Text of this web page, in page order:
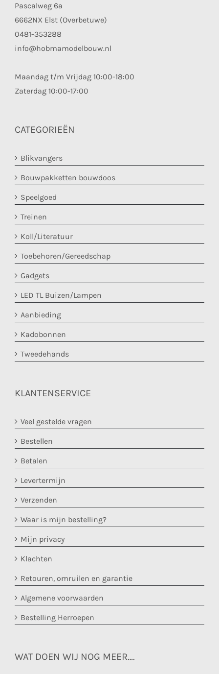
Pascalweg 6a
6662NX Elst (Overbetuwe)
0481-353288
info@hobmamodelbouw.nl
Maandag t/m Vrijdag 10:00-18:00
Zaterdag 10:00-17:00
CATEGORIEËN
Blikvangers
Bouwpakketten bouwdoos
Speelgoed
Treinen
Koll/Literatuur
Toebehoren/Gereedschap
Gadgets
LED TL Buizen/Lampen
Aanbieding
Kadobonnen
Tweedehands
KLANTENSERVICE
Veel gestelde vragen
Bestellen
Betalen
Levertermijn
Verzenden
Waar is mijn bestelling?
Mijn privacy
Klachten
Retouren, omruilen en garantie
Algemene voorwaarden
Bestelling Herroepen
WAT DOEN WIJ NOG MEER….